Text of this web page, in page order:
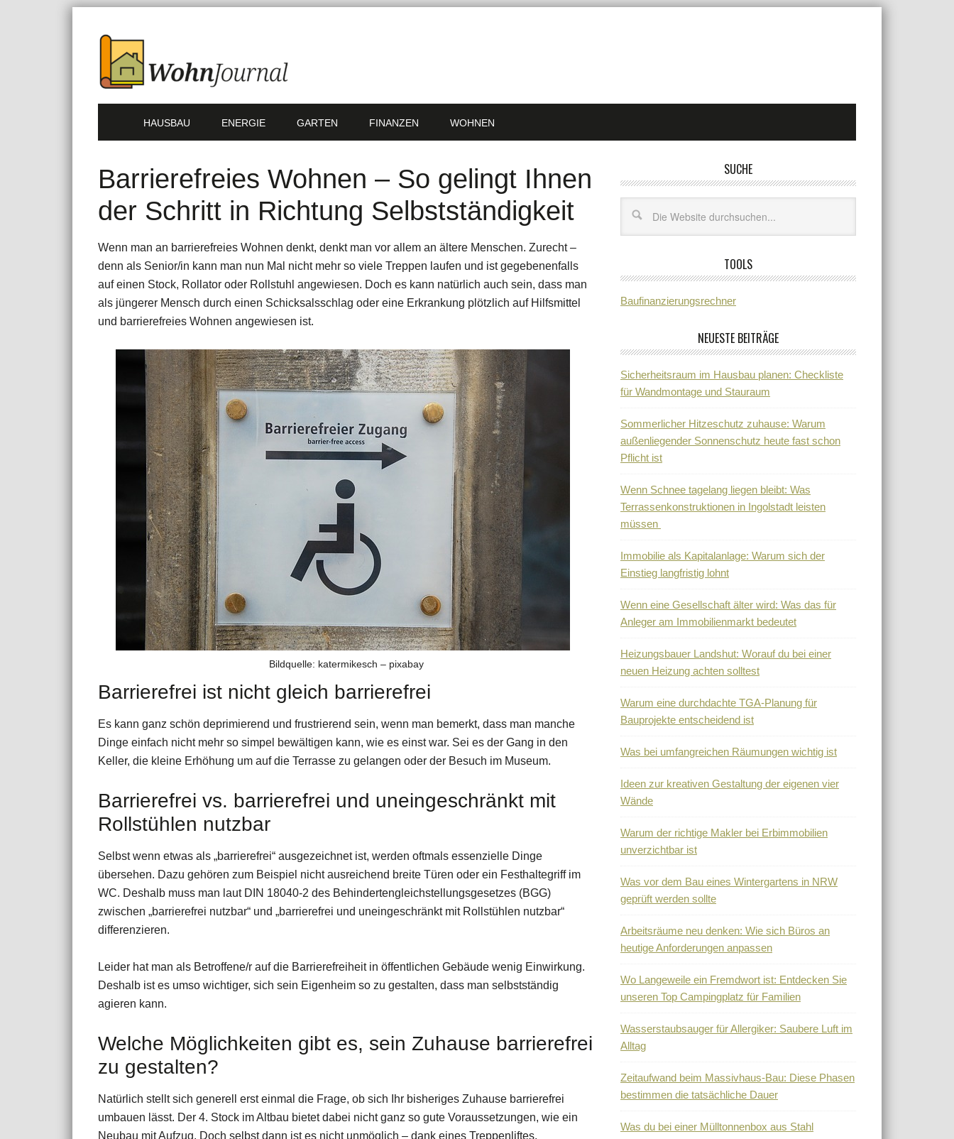
HAUSBAU ENERGIE GARTEN FINANZEN WOHNEN
Barrierefreies Wohnen – So gelingt Ihnen
der Schritt in Richtung Selbstständigkeit
Wenn man an barrierefreies Wohnen denkt, denkt man vor allem an ältere Menschen. Zurecht –
denn als Senior/in kann man nun Mal nicht mehr so viele Treppen laufen und ist gegebenenfalls
auf einen Stock, Rollator oder Rollstuhl angewiesen. Doch es kann natürlich auch sein, dass man
als jüngerer Mensch durch einen Schicksalsschlag oder eine Erkrankung plötzlich auf Hilfsmittel
und barrierefreies Wohnen angewiesen ist.
Bildquelle: katermikesch – pixabay
Barrierefrei ist nicht gleich barrierefrei
Es kann ganz schön deprimierend und frustrierend sein, wenn man bemerkt, dass man manche
Dinge einfach nicht mehr so simpel bewältigen kann, wie es einst war. Sei es der Gang in den
Keller, die kleine Erhöhung um auf die Terrasse zu gelangen oder der Besuch im Museum.
Barrierefrei vs. barrierefrei und uneingeschränkt mit
Rollstühlen nutzbar
Selbst wenn etwas als „barrierefrei“ ausgezeichnet ist, werden oftmals essenzielle Dinge
übersehen. Dazu gehören zum Beispiel nicht ausreichend breite Türen oder ein Festhaltegriff im
WC. Deshalb muss man laut DIN 18040-2 des Behindertengleichstellungsgesetzes (BGG)
zwischen „barrierefrei nutzbar“ und „barrierefrei und uneingeschränkt mit Rollstühlen nutzbar“
differenzieren.
Leider hat man als Betroffene/r auf die Barrierefreiheit in öffentlichen Gebäude wenig Einwirkung.
Deshalb ist es umso wichtiger, sich sein Eigenheim so zu gestalten, dass man selbstständig
agieren kann.
Welche Möglichkeiten gibt es, sein Zuhause barrierefrei
zu gestalten?
Natürlich stellt sich generell erst einmal die Frage, ob sich Ihr bisheriges Zuhause barrierefrei
umbauen lässt. Der 4. Stock im Altbau bietet dabei nicht ganz so gute Voraussetzungen, wie ein
Neubau mit Aufzug. Doch selbst dann ist es nicht unmöglich – dank eines Treppenliftes.
SUCHE
TOOLS
Baufinanzierungsrechner
NEUESTE BEITRÄGE
Sicherheitsraum im Hausbau planen: Checkliste
für Wandmontage und Stauraum
Sommerlicher Hitzeschutz zuhause: Warum
außenliegender Sonnenschutz heute fast schon
Pflicht ist
Wenn Schnee tagelang liegen bleibt: Was
Terrassenkonstruktionen in Ingolstadt leisten
müssen
Immobilie als Kapitalanlage: Warum sich der
Einstieg langfristig lohnt
Wenn eine Gesellschaft älter wird: Was das für
Anleger am Immobilienmarkt bedeutet
Heizungsbauer Landshut: Worauf du bei einer
neuen Heizung achten solltest
Warum eine durchdachte TGA-Planung für
Bauprojekte entscheidend ist
Was bei umfangreichen Räumungen wichtig ist
Ideen zur kreativen Gestaltung der eigenen vier
Wände
Warum der richtige Makler bei Erbimmobilien
unverzichtbar ist
Was vor dem Bau eines Wintergartens in NRW
geprüft werden sollte
Arbeitsräume neu denken: Wie sich Büros an
heutige Anforderungen anpassen
Wo Langeweile ein Fremdwort ist: Entdecken Sie
unseren Top Campingplatz für Familien
Wasserstaubsauger für Allergiker: Saubere Luft im
Alltag
Zeitaufwand beim Massivhaus-Bau: Diese Phasen
bestimmen die tatsächliche Dauer
Was du bei einer Mülltonnenbox aus Stahl